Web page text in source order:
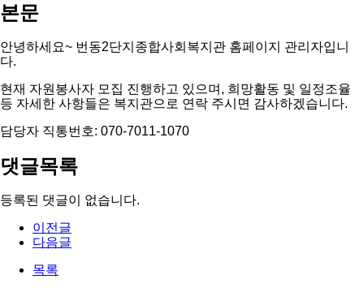
본문
안녕하세요~ 번동2단지종합사회복지관 홈페이지 관리자입니
다.
현재 자원봉사자 모집 진행하고 있으며, 희망활동 및 일정조율
등 자세한 사항들은 복지관으로 연락 주시면 감사하겠습니다.
담당자 직통번호: 070-7011-1070
댓글목록
등록된 댓글이 없습니다.
이전글
다음글
목록